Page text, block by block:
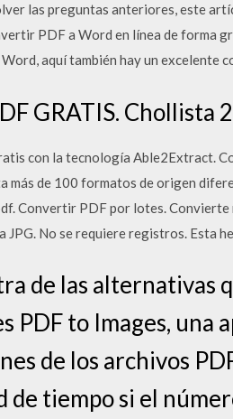
las preguntas anteriores, este
PDF a Word en línea de forma
aquí también hay un excelente
GRATIS.
con la tecnología Able2Extract.
más de 100 formatos de origen
Convertir PDF por lotes.
No se requiere registros. Esta
de las alternativas
PDF to Images, una
de los archivos
de tiempo si el